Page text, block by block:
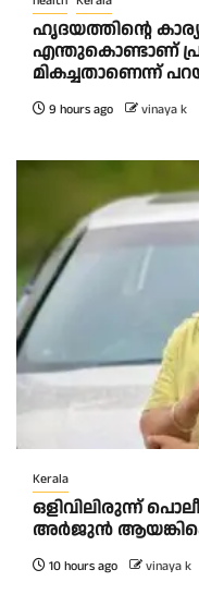
ഹൃദയത്തിന്റെ
എന്തുകൊണ്ടാണ്
മികച്ചതാണെന്ന്
9 hours ago vinaya k
Kerala
ഒളിവിലിരുന്ന്
അർജുൻ
10 hours ago vinaya k